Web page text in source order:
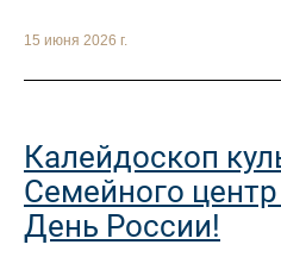
15 июня 2026 г.
Калейдоскоп
Семейного
День России!